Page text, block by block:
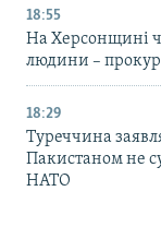
18:55
На Херсонщині
людини –
18:29
Туреччина
Пакистаном не
НАТО